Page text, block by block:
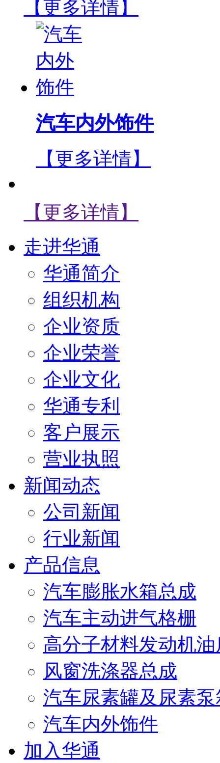
【更多详情】
汽车内外饰件
【更多详情】
【更多详情】
走进华通
华通简介
组织机构
企业资质
企业荣誉
企业文化
华通专利
客户展示
营业执照
新闻动态
公司新闻
行业新闻
产品信息
汽车膨胀水箱总成
汽车主动进气格栅
高分子材料发动机
风窗洗涤器总成
汽车尿素罐及尿素泵
汽车内外饰件
加入华通